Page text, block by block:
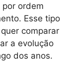
ordem
Esse tipo
comparar
a evolução
dos anos.